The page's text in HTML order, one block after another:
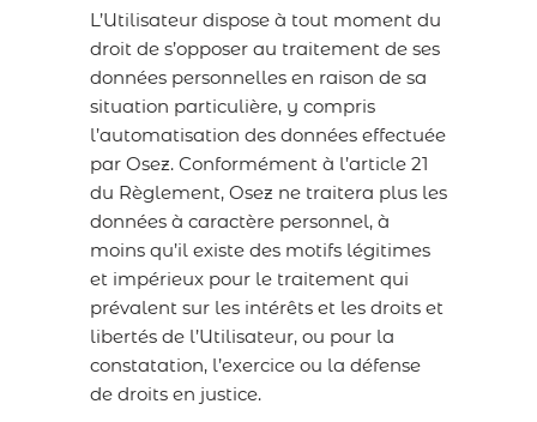
L’Utilisateur dispose à tout moment du
droit de s’opposer au traitement de ses
données personnelles en raison de sa
situation particulière, y compris
l’automatisation des données effectuée
par Osez. Conformément à l’article 21
du Règlement, Osez ne traitera plus les
données à caractère personnel, à
moins qu’il existe des motifs légitimes
et impérieux pour le traitement qui
prévalent sur les intérêts et les droits et
libertés de l’Utilisateur, ou pour la
constatation, l’exercice ou la défense
de droits en justice.